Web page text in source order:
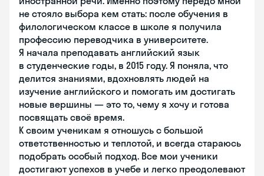
не стояло выбора кем стать: после обучения в
филологическом классе в школе я получила
профессию переводчика в университете.
Я начала преподавать английский язык
в студенческие годы, в 2015 году. Я поняла, что
делится знаниями, вдохновлять людей на
изучение английского и помогать им достигать
новые вершины — это то, чему я хочу и готова
посвящать своё время.
К своим ученикам я отношусь с большой
ответственностью и теплотой, и всегда стараюсь
подобрать особый подход. Все мои ученики
достигают успехов в учебе и легко преодолевают